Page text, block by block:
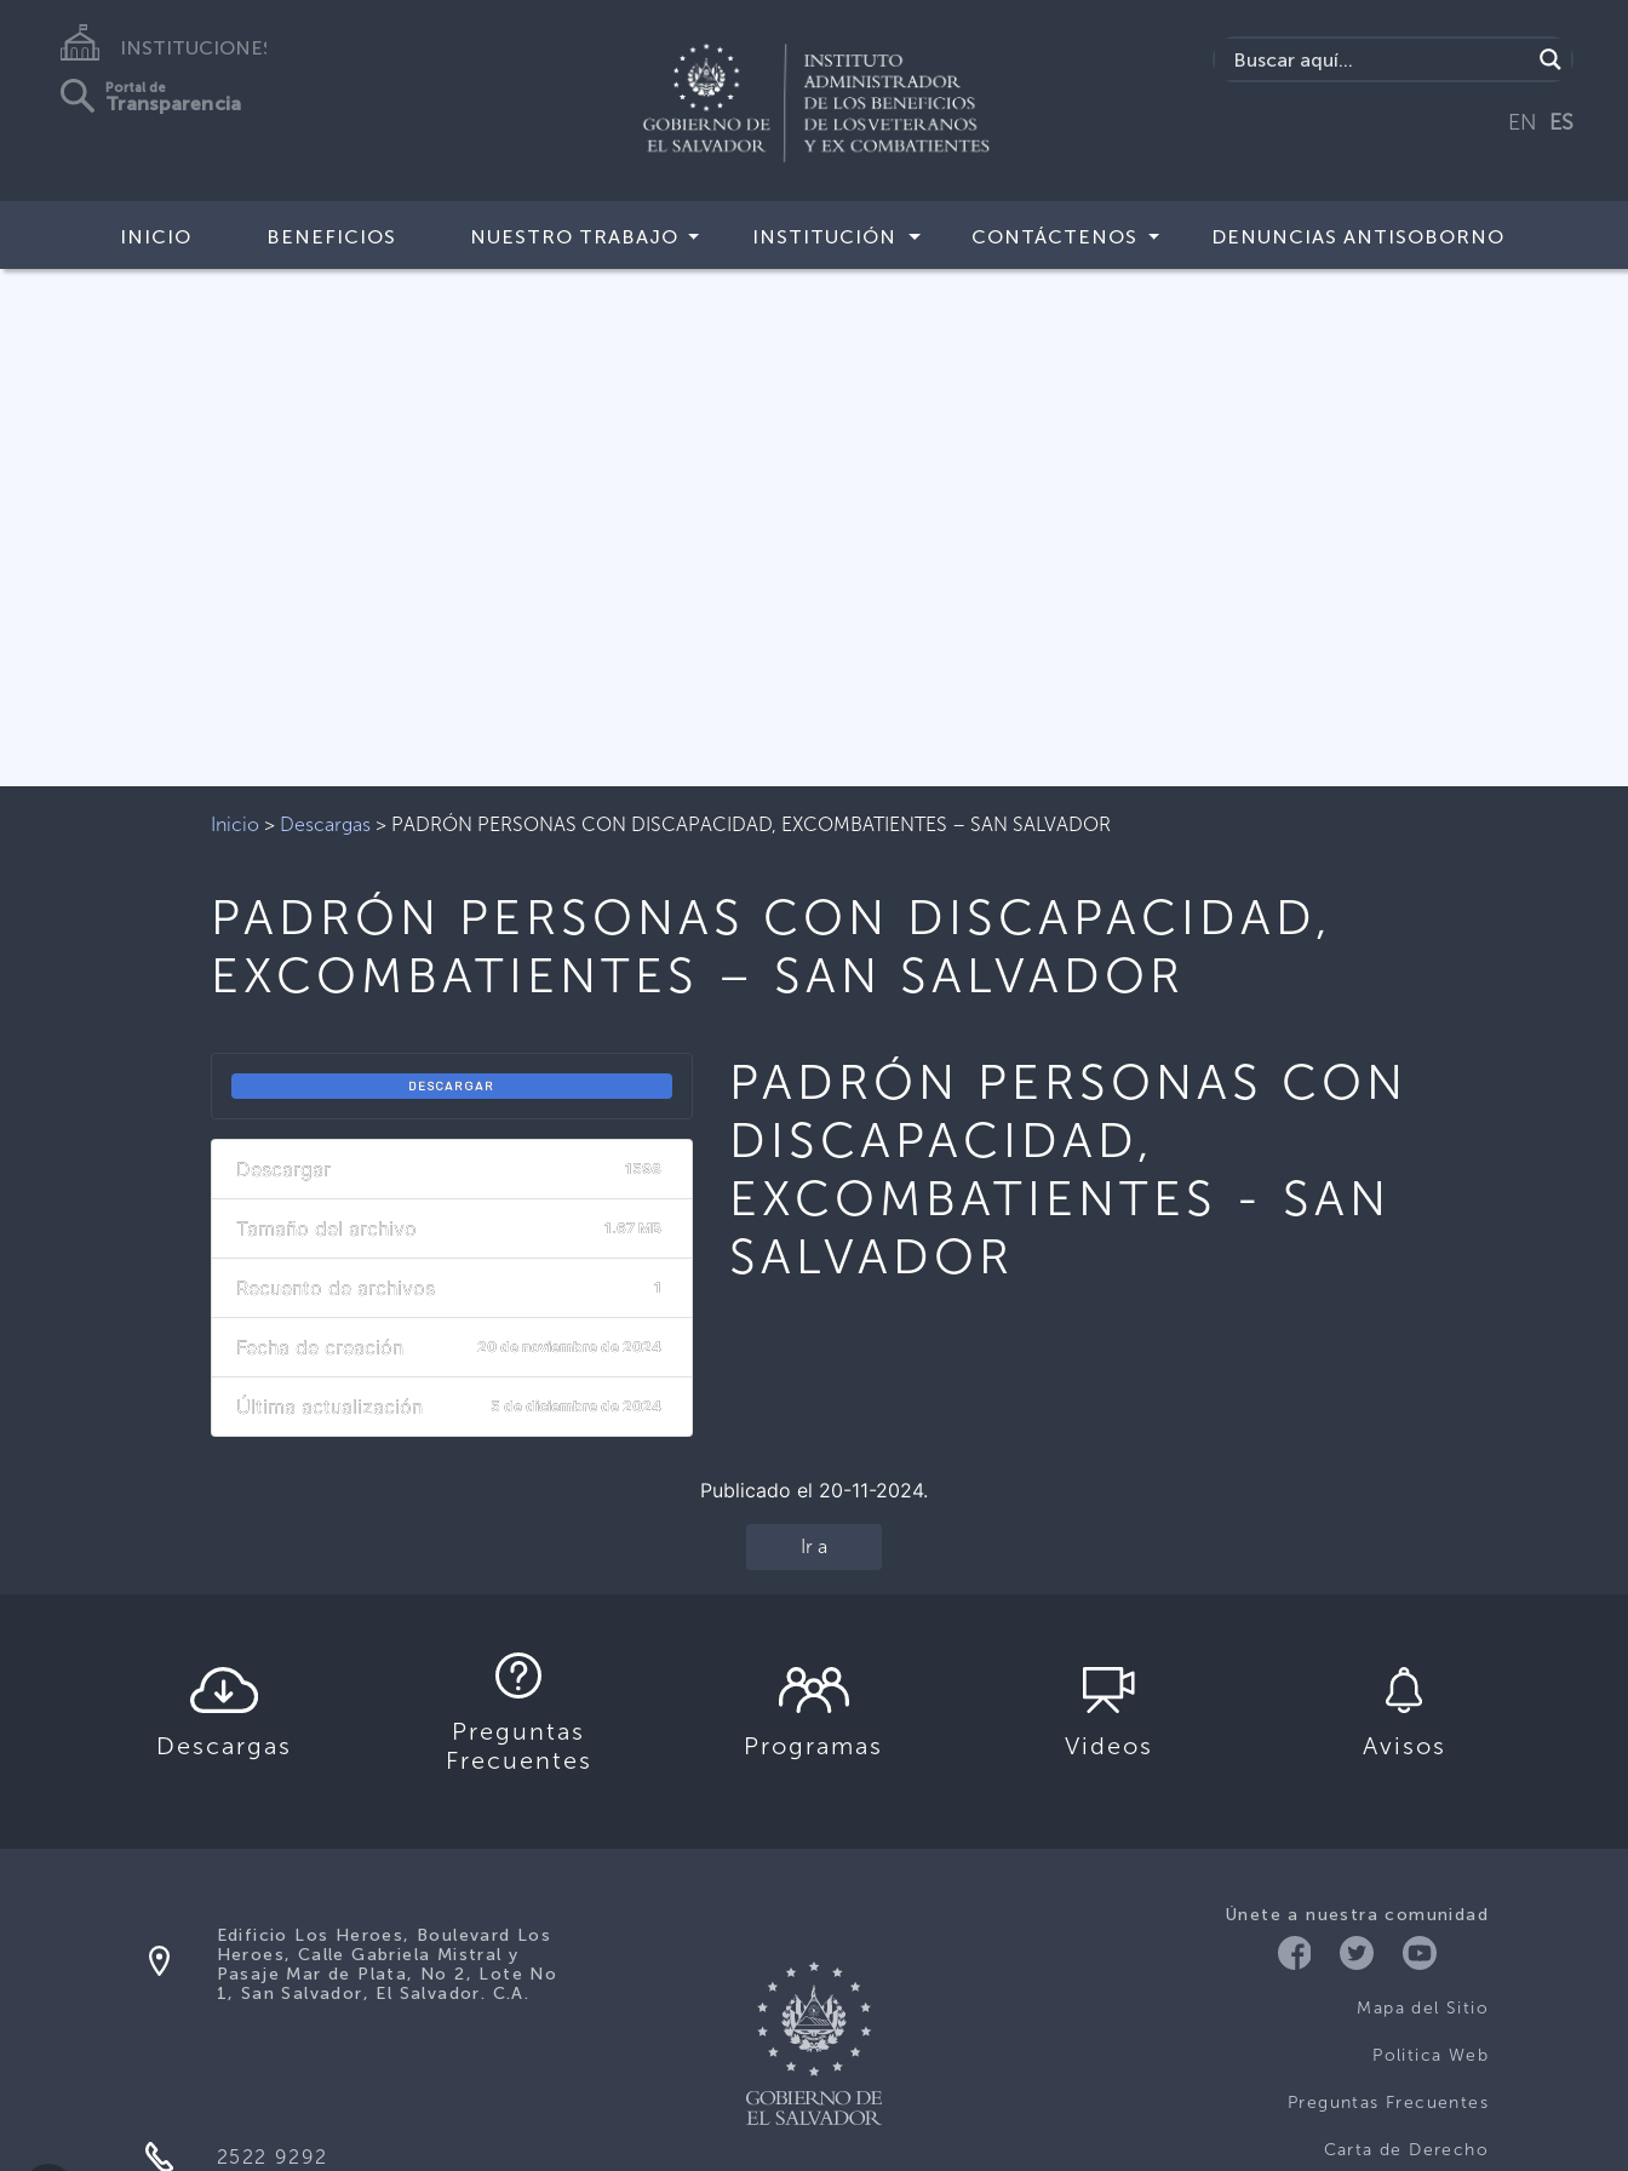
INSTITUCIONES
Portal de
Transparencia
EN ES
INICIO BENEFICIOS NUESTRO TRABAJO INSTITUCIÓN CONTÁCTENOS DENUNCIAS ANTISOBORNO
Inicio > Descargas > PADRÓN PERSONAS CON DISCAPACIDAD, EXCOMBATIENTES – SAN SALVADOR
PADRÓN PERSONAS CON DISCAPACIDAD,
EXCOMBATIENTES – SAN SALVADOR
DESCARGAR
Descargar 1598
Tamaño del archivo 1.67 MB
Recuento de archivos 1
Fecha de creación 20 de noviembre de 2024
Última actualización 5 de diciembre de 2024
PADRÓN PERSONAS CON
DISCAPACIDAD,
EXCOMBATIENTES - SAN
SALVADOR
Publicado el 20-11-2024.
Ir a
Descargas
Preguntas
Frecuentes
Programas Videos Avisos
Únete a nuestra comunidad
Mapa del Sitio
Politica Web
Preguntas Frecuentes
Carta de Derecho
Edificio Los Heroes, Boulevard Los
Heroes, Calle Gabriela Mistral y
Pasaje Mar de Plata, No 2, Lote No
1, San Salvador, El Salvador. C.A.
2522 9292